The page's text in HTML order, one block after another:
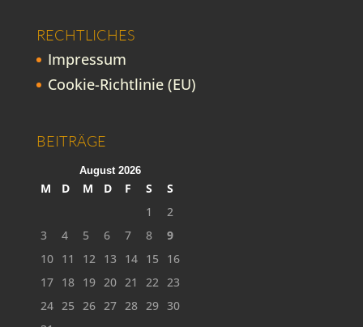
RECHTLICHES
Impressum
Cookie-Richtlinie (EU)
BEITRÄGE
August 2026
M D M D F S
S
1
2
3
4 5 6 7 8
9
10 11 12 13 14 15
16
17 18 19 20 21 22 23
24 25 26 27 28 29 30